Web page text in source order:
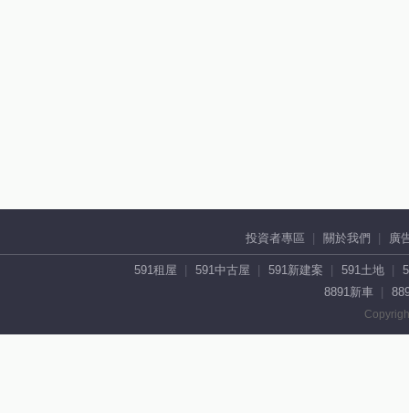
投資者專區 關於我們 廣
591租屋 591中古屋 591新建案 591土地
8891新車